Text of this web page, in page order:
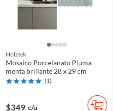
Holztek
Mosaico Porcelanato Pluma
menta brillante 28 x 29 cm
(1)
$349 c/u